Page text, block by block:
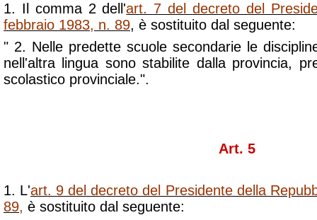
1. Il comma 2 dell'art. 7 del decreto del
febbraio 1983, n. 89, è sostituito dal seguente:
" 2. Nelle predette scuole secondarie le
nell'altra lingua sono stabilite dalla provincia,
scolastico provinciale.".
Art. 5
1. L'art. 9 del decreto del Presidente della
89, è sostituito dal seguente: